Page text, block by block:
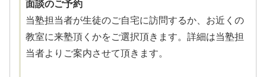
面談のご予約
当塾担当者が生徒のご自宅に訪問するか、お近くの
教室に来塾頂くかをご選択頂きます。詳細は当塾担
当者よりご案内させて頂きます。